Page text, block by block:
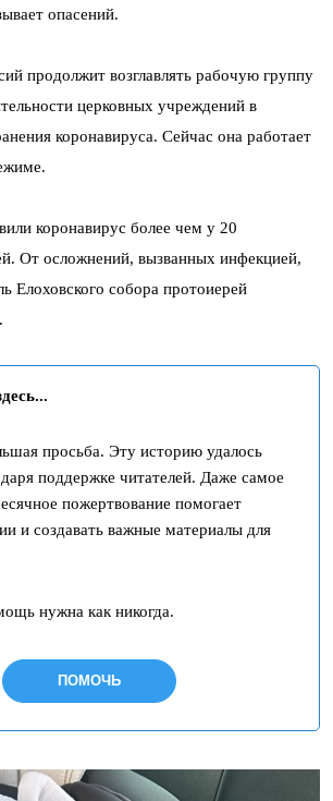
опасений.
продолжит возглавлять рабочую группу
церковных учреждений в
коронавируса. Сейчас она работает
коронавирус более чем у 20
От осложнений, вызванных инфекцией,
Елоховского собора протоиерей
.
просьба. Эту историю удалось
поддержке читателей. Даже самое
пожертвование помогает
и создавать важные материалы для
нужна как никогда.
ПОМОЧЬ